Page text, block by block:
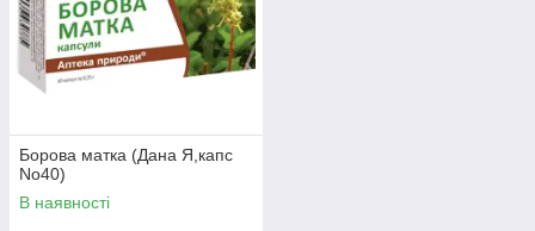
Борова матка (Дана Я,капс
No40)
В наявності